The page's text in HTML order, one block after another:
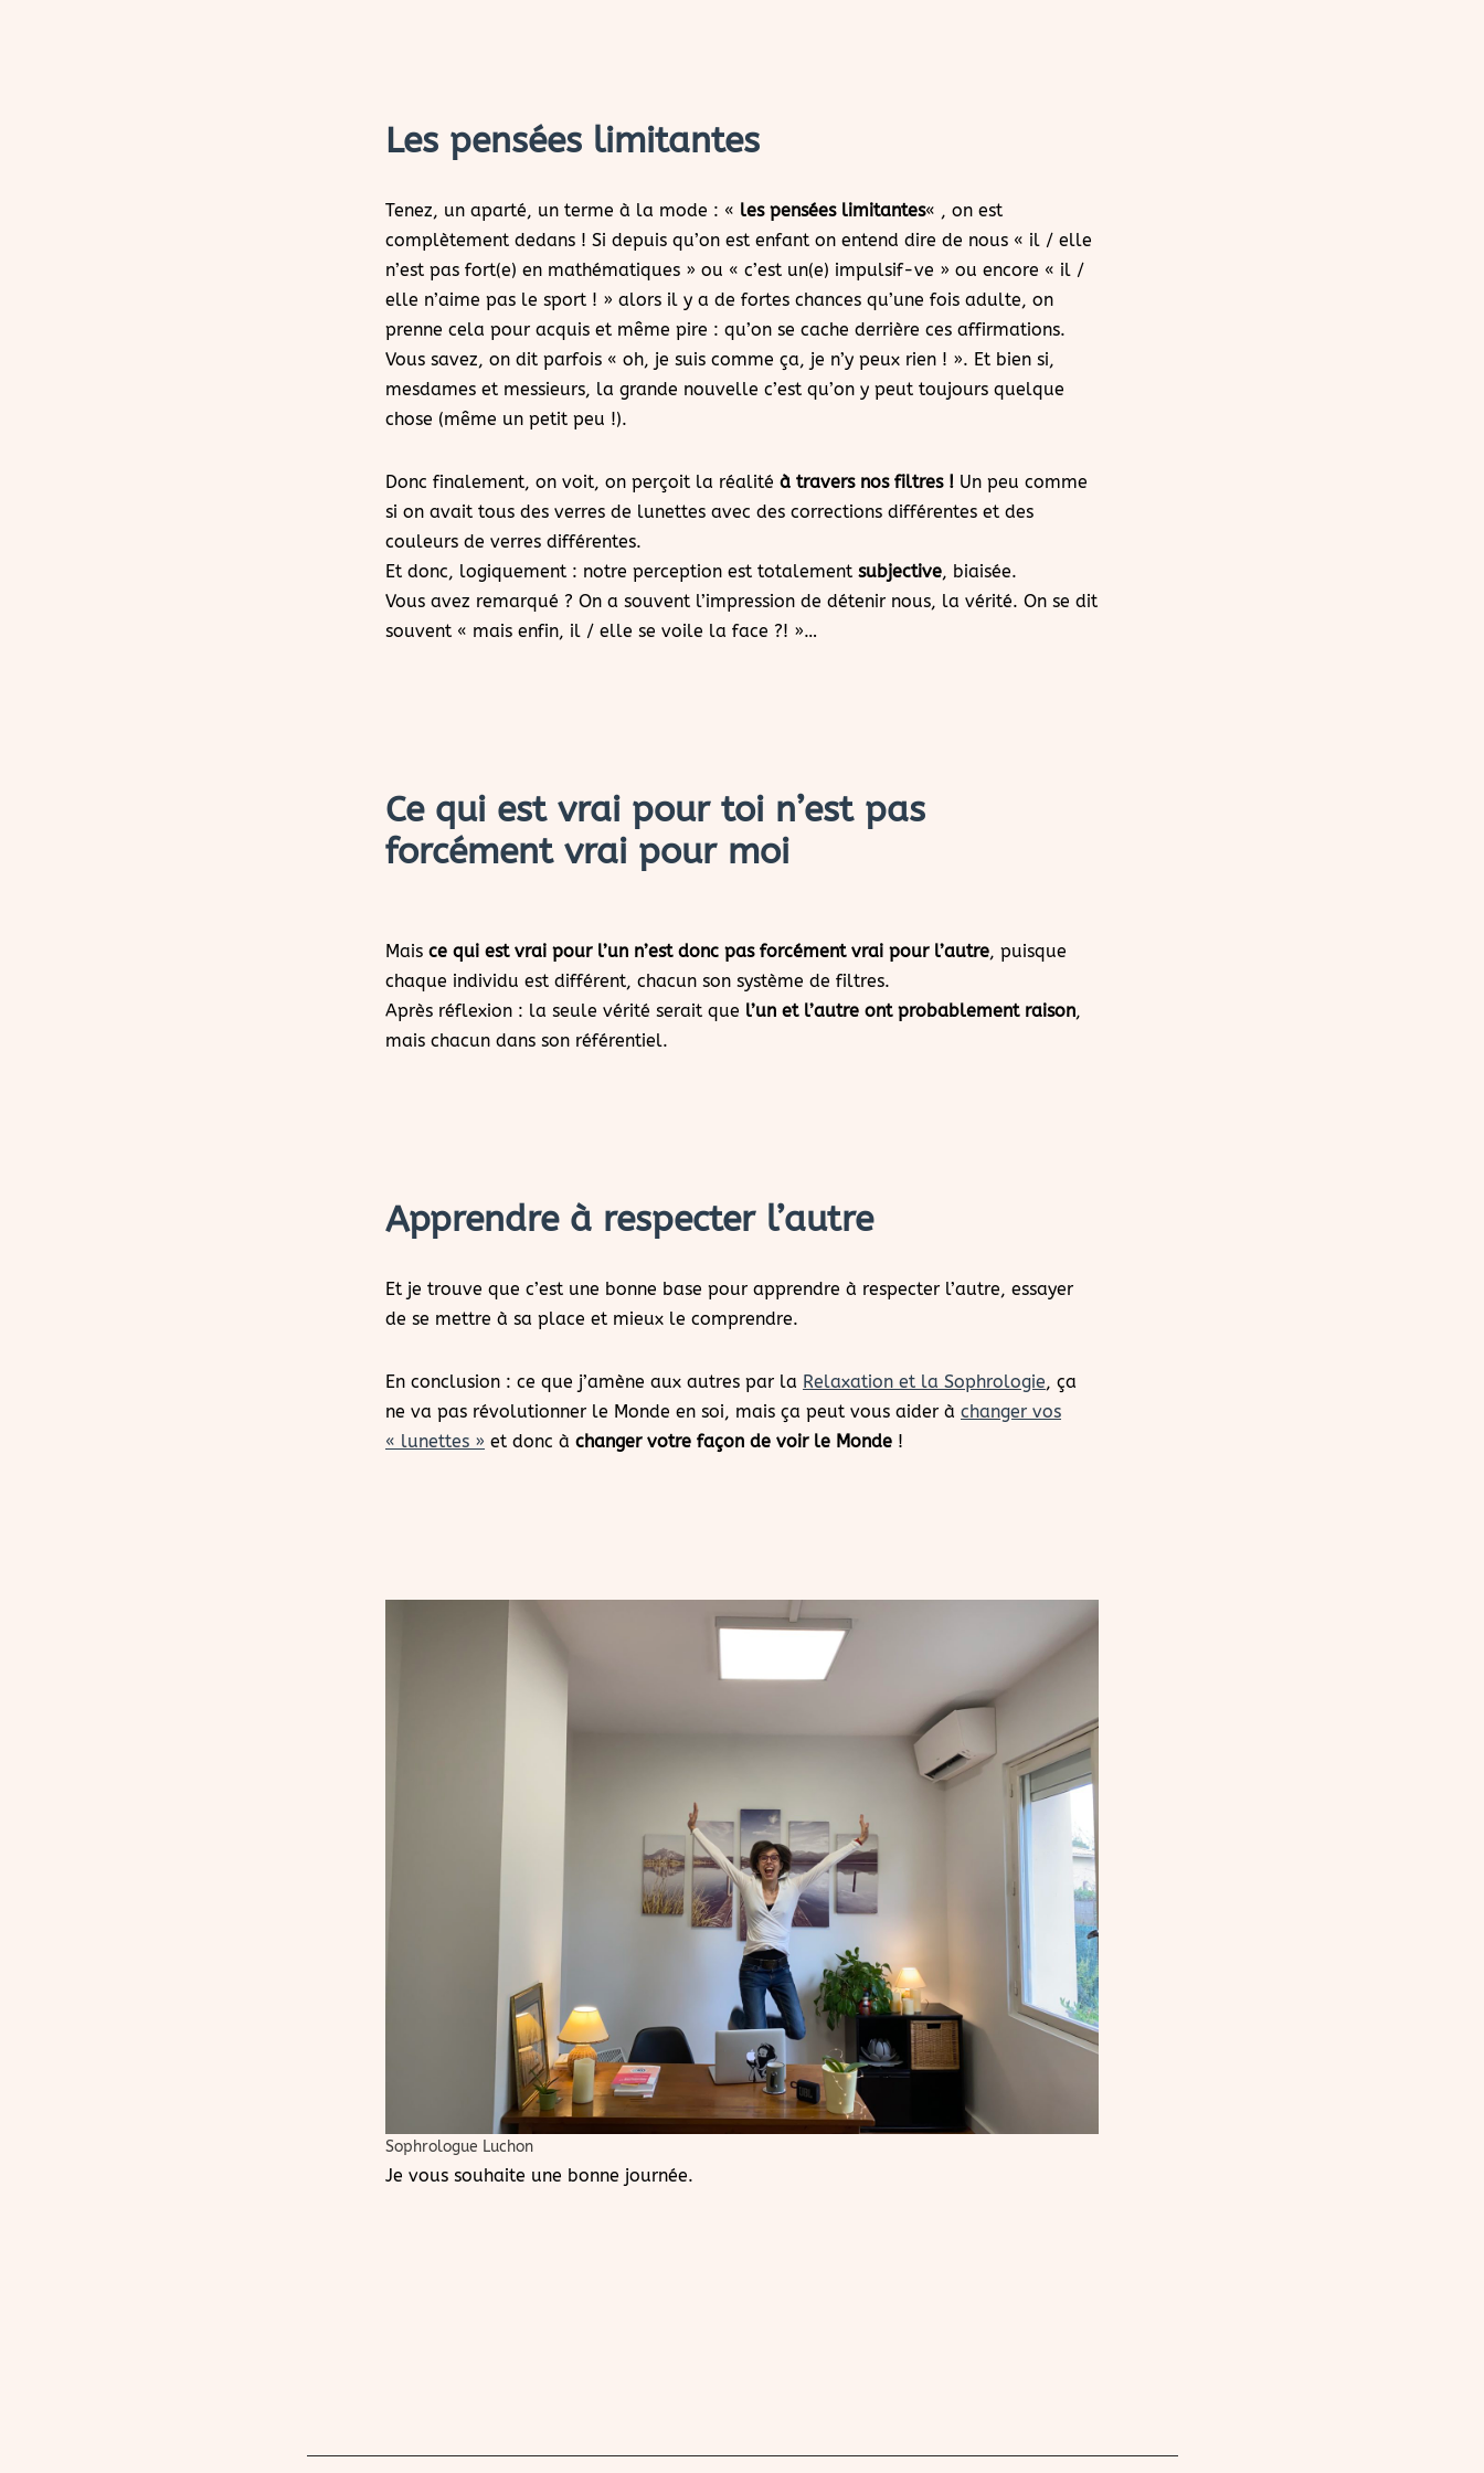
Les pensées limitantes
Tenez, un aparté, un terme à la mode : « les pensées limitantes« , on est
complètement dedans ! Si depuis qu’on est enfant on entend dire de nous « il / elle
n’est pas fort(e) en mathématiques » ou « c’est un(e) impulsif-ve » ou encore « il /
elle n’aime pas le sport ! » alors il y a de fortes chances qu’une fois adulte, on
prenne cela pour acquis et même pire : qu’on se cache derrière ces affirmations.
Vous savez, on dit parfois « oh, je suis comme ça, je n’y peux rien ! ». Et bien si,
mesdames et messieurs, la grande nouvelle c’est qu’on y peut toujours quelque
chose (même un petit peu !).
Donc finalement, on voit, on perçoit la réalitéà travers nos filtres ! Un peu comme
si on avait tous des verres de lunettes avec des corrections différentes et des
couleurs de verres différentes.
Et donc, logiquement : notre perception est totalementsubjective, biaisée.
Vous avez remarqué ? On a souvent l’impression de détenir nous, la vérité. On se dit
souvent « mais enfin, il / elle se voile la face ?! »…
Ce qui est vrai pour toi n’est pas
forcément vrai pour moi
Maisce qui est vrai pour l’un n’est donc pas forcément vrai pour l’autre, puisque
chaque individu est différent, chacun son système de filtres.
Après réflexion : la seule vérité serait que l’un et l’autre ont probablement raison,
mais chacun dans son référentiel.
Apprendre à respecter l’autre
Et je trouve que c’est une bonne base pour apprendre à respecter l’autre, essayer
de se mettre à sa place et mieux le comprendre.
En conclusion : ce que j’amène aux autres par la Relaxation et la Sophrologie, ça
ne va pas révolutionner le Monde en soi, mais ça peut vous aider àchanger vos
« lunettes » et donc àchanger votre façon de voir le Monde !
Sophrologue Luchon
Je vous souhaite une bonne journée.